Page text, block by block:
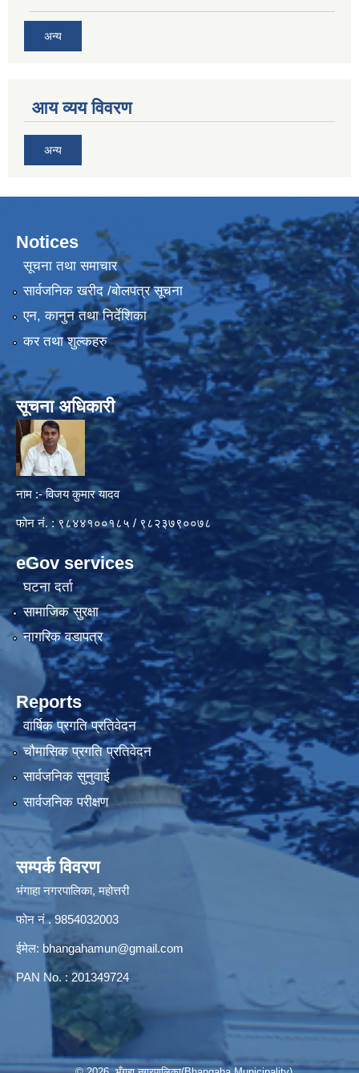
अन्य
आय व्यय विवरण
अन्य
Notices
सूचना तथा समाचार
सार्वजनिक खरीद /बोलपत्र सूचना
एन, कानुन तथा निर्देशिका
कर तथा शुल्कहरु
सूचना अधिकारी
नाम :- विजय कुमार यादव
फोन नं. : ९८४४१००१८५ / ९८२३७९००७८
eGov services
घटना दर्ता
सामाजिक सुरक्षा
नागरिक वडापत्र
Reports
वार्षिक प्रगति प्रतिवेदन
चौमासिक प्रगति प्रतिवेदन
सार्वजनिक सुनुवाई
सार्वजनिक परीक्षण
सम्पर्क विवरण
भंगाहा नगरपालिका, महोत्तरी
फोन नं . 9854032003
ईमेल: bhangahamun@gmail.com
PAN No. : 201349724